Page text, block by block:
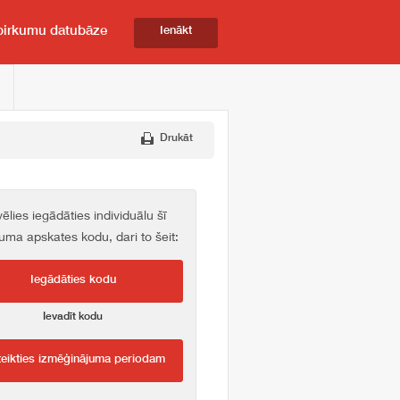
datubāze Ienākt
Drukāt
iegādāties individuālu šī
apskates kodu, dari to šeit:
Iegādāties kodu
Ievadīt kodu
izmēģinājuma periodam